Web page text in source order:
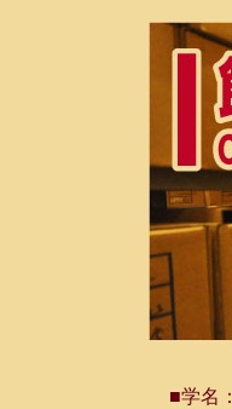
■学名：